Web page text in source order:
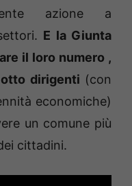
azione a
E la Giunta
il loro numero ,
otto dirigenti (con
economiche)
un comune più
cittadini.